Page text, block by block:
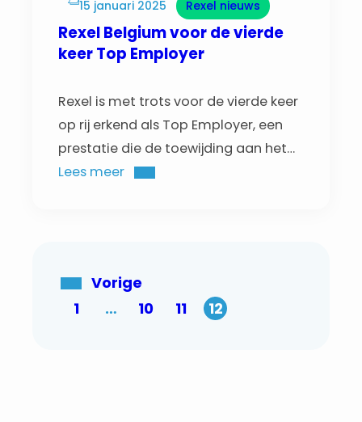
15 januari 2025 Rexel nieuws
Rexel Belgium voor de vierde
keer Top Employer
Rexel is met trots voor de vierde keer
op rij erkend als Top Employer, een
prestatie die de toewijding aan het
creëren van een optimale
de sleutel zijn tot blijvend succes.
Lees meer
Vorige
1
… 10 11 12